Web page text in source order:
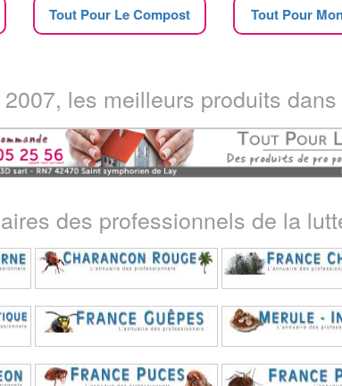
Tout Pour Le Compost Tout Pour
les meilleurs produits
des professionnels de la